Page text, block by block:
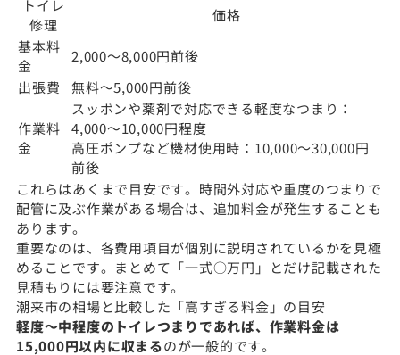
トイレ
修理
価格
基本料
金
2,000〜8,000円前後
出張費
無料〜5,000円前後
作業料
金
スッポンや薬剤で対応できる軽度なつまり：
4,000〜10,000円程度
高圧ポンプなど機材使用時：10,000〜30,000円
前後
これらはあくまで目安です。時間外対応や重度のつまりで
配管に及ぶ作業がある場合は、追加料金が発生することも
あります。
重要なのは、各費用項目が個別に説明されているかを見極
めることです。まとめて「一式○万円」とだけ記載された
見積もりには要注意です。
潮来市の相場と比較した「高すぎる料金」の目安
軽度〜中程度のトイレつまりであれば、作業料金は
15,000円以内に収まるのが一般的です。